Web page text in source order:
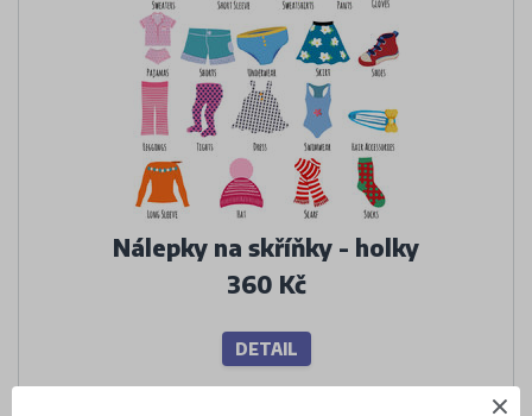
Nálepky na skříňky - holky
360 Kč
DETAIL